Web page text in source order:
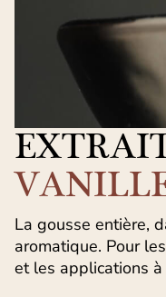
La gousse entière,
aromatique. Pour
et les applications